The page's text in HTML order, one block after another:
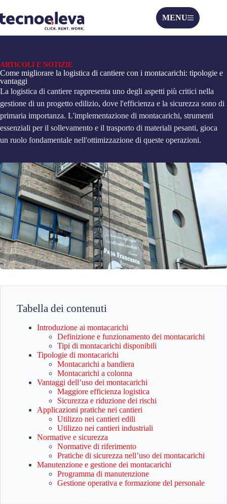
MENU
ARTICOLI E NOTIZIE
Come migliorare la logistica di cantiere con i montacarichi: tipologie e
vantaggi
La logistica di cantiere rappresenta uno degli aspetti più critici nella
gestione di un progetto edilizio, dove l'efficienza e la sicurezza sono di
primaria importanza. L'implementazione di montacarichi, strumenti
essenziali per il sollevamento e il trasporto di materiali pesanti, gioca
un ruolo fondamentale nell'ottimizzazione di queste operazioni.
Tabella dei contenuti
Introduzione ai montacarichi
Definizione e funzionamento dei montacarichi
Tipi di montacarichi disponibili
Tipologie di montacarichi
Montacarichi a bandiera
Montacarichi a colonna
Vantaggi dell’uso dei montacarichi
Maggiore efficienza logistica
Sicurezza e riduzione dei rischi
Applicazioni pratiche nei cantieri
Utilizzo nei cantieri edili
Utilizzo nei cantieri industriali
Normative e sicurezza
Normative di riferimento
Pratiche di sicurezza nell’uso dei montacarichi
Manutenzione e gestione dei montacarichi
Programma di manutenzione
Gestione operativa e formazione del personale